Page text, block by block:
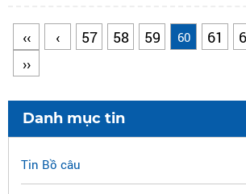
‹‹ ‹ 57 58 59 60 61
››
Danh mục tin
Tin Bồ câu